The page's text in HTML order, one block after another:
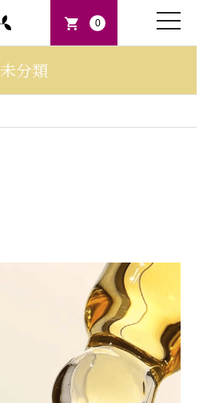
0
toggle
未分類